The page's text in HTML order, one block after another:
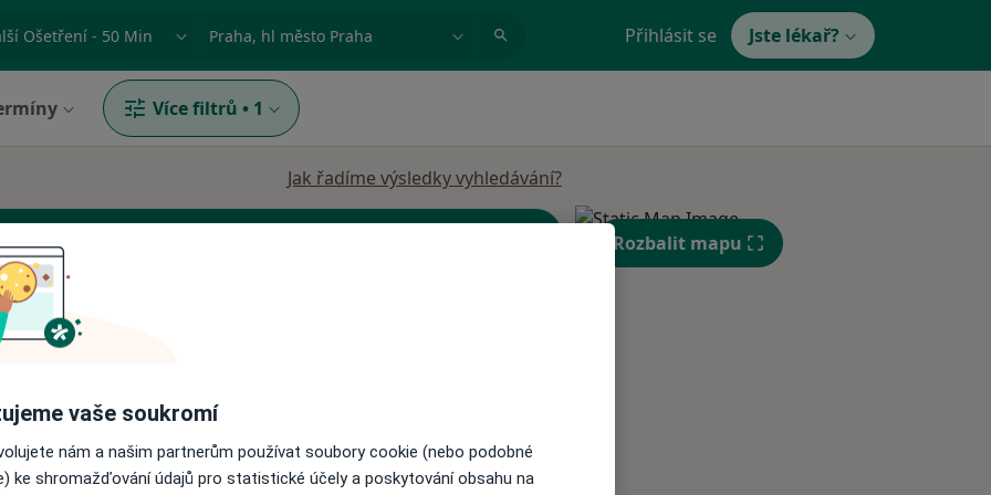
nemoc nebo příjmení Město nebo region Přihlásit se Jste lékař?
Více filtrů • 1
Jak řadíme výsledky vyhledávání?
8 Srpen
Rozbalit mapu
vaše soukromí
nám a našim partnerům používat soubory cookie (nebo podobné
ke shromažďování údajů pro statistické účely a poskytování obsahu na